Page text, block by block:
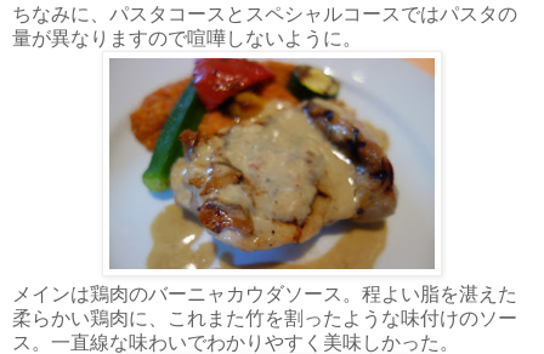
ちなみに、パスタコースとスペシャルコースではパスタの
量が異なりますので喧嘩しないように。
メインは鶏肉のバーニャカウダソース。程よい脂を湛えた
柔らかい鶏肉に、これまた竹を割ったような味付けのソー
ス。一直線な味わいでわかりやすく美味しかった。